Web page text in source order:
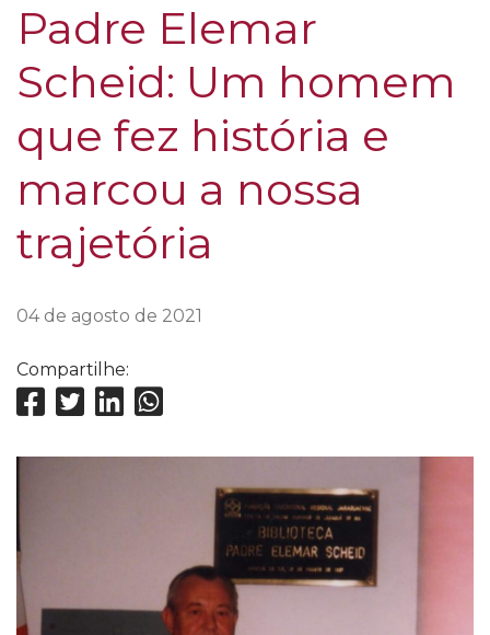
Padre Elemar
Scheid: Um homem
que fez história e
marcou a nossa
trajetória
04 de agosto de 2021
Compartilhe: